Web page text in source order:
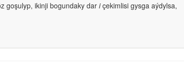
goşulyp, ikinji bogundaky dar içekimlisi gysga aýdylsa,